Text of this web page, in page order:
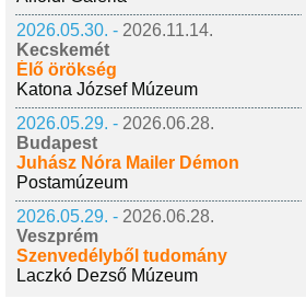
2026.05.30. - 2026.11.14.
Kecskemét
Élő örökség
Katona József Múzeum
2026.05.29. - 2026.06.28.
Budapest
Juhász Nóra Mailer Démon
Postamúzeum
2026.05.29. - 2026.06.28.
Veszprém
Szenvedélyből tudomány
Laczkó Dezső Múzeum